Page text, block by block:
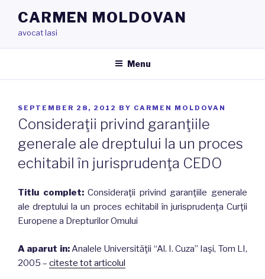
content
CARMEN MOLDOVAN
avocat Iasi
Menu
POSTED
ON
SEPTEMBER 28, 2012 BY CARMEN MOLDOVAN
Consideraţii privind garanţiile
generale ale dreptului la un proces
echitabil în jurisprudenţa CEDO
Titlu complet: Consideraţii privind garanţiile generale
ale dreptului la un proces echitabil în jurisprudenţa Curţii
Europene a Drepturilor Omului
A aparut in:Analele Universităţii “Al. I. Cuza” Iaşi, Tom LI,
2005 – citeste tot articolul